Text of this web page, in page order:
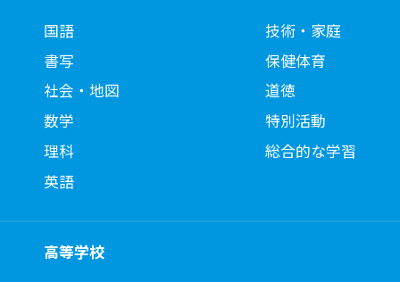
国語
書写
社会・地図
数学
理科
英語
技術・家庭
保健体育
道徳
特別活動
総合的な学習
高等学校